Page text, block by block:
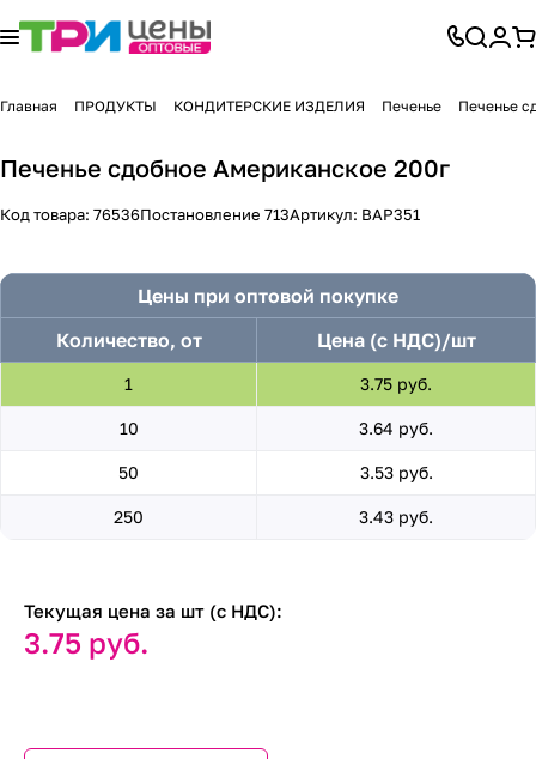
Главная ПРОДУКТЫ КОНДИТЕРСКИЕ ИЗДЕЛИЯ Печенье Печенье
Печенье сдобное Американское 200г
Код товара: 76536Постановление 713Артикул: ВАР351
Цены при оптовой покупке
Количество, от
Цена (с НДС)/шт
1 3.75 руб.
10 3.64 руб.
50 3.53 руб.
250 3.43 руб.
Текущая цена за шт (с НДС):
3.75 руб.